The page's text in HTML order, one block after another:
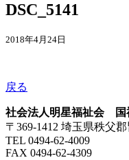
DSC_5141
2018年4月24日
戻る
社会法人明星福祉会 国
〒369-1412 埼玉県秩父
TEL 0494-62-4009
FAX 0494-62-4309